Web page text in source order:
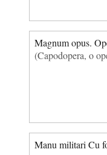
Magnum opus.
(Capodopera, o
Manu militari Cu